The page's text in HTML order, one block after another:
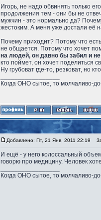
Игорь, не надо обвинять только
продолжения тем - они бы не
мужчин - это нормально да?
жестоким. А меня уже достали её
Почему приходит? Потому что
не общается. Потому что хочет
на людей, он давно бы забил и
кто поймет, он хочет поделиться
Ну грубоват где-то, резковат, но
Когда ОНО сытое, то молчаливо-
Добавлено: Пт, 21 Янв, 2011 22:19
И ещё - у него колоссальный
говорю про медицину. Человек
Когда ОНО сытое, то молчаливо-